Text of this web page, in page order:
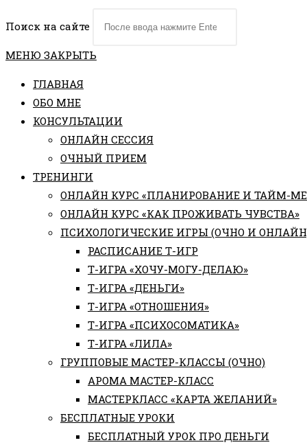
Поиск на сайте
МЕНЮ ЗАКРЫТЬ
ГЛАВНАЯ
ОБО МНЕ
КОНСУЛЬТАЦИИ
ОНЛАЙН СЕССИЯ
ОЧНЫЙ ПРИЕМ
ТРЕНИНГИ
ОНЛАЙН КУРС «ПЛАНИРОВАНИЕ И ТАЙМ-
ОНЛАЙН КУРС «КАК ПРОЖИВАТЬ ЧУВСТВА»
ПСИХОЛОГИЧЕСКИЕ ИГРЫ (ОЧНО И
РАСПИСАНИЕ Т-ИГР
Т-ИГРА «ХОЧУ-МОГУ-ДЕЛАЮ»
Т-ИГРА «ДЕНЬГИ»
Т-ИГРА «ОТНОШЕНИЯ»
Т-ИГРА «ПСИХОСОМАТИКА»
Т-ИГРА «ЛИЛА»
ГРУППОВЫЕ МАСТЕР-КЛАССЫ (ОЧНО)
АРОМА МАСТЕР-КЛАСС
МАСТЕРКЛАСС «КАРТА ЖЕЛАНИЙ»
БЕСПЛАТНЫЕ УРОКИ
БЕСПЛАТНЫЙ УРОК ПРО ДЕНЬГИ